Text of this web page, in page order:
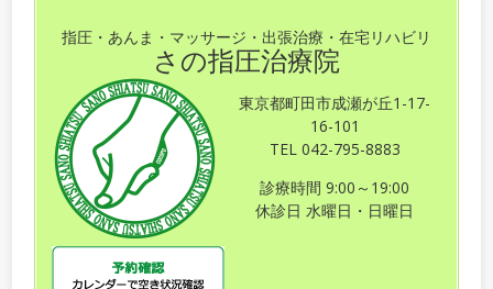
指圧・あんま・マッサージ・出張治療・在宅リハビリ
さの指圧治療院
東京都町田市成瀬が丘1-17-
16-101
TEL 042-795-8883
診療時間 9:00～19:00
休診日 水曜日・日曜日